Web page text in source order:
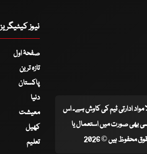
مواد ادارتی ٹیم کی کاوش ہے۔ اس
بھی صورت میں استعمال یا
محفوظ ہیں © 2026
نیوز کیٹیگریز
صفحۂ اول
تازہ ترین
پاکستان
دنیا
معیشت
کھیل
تعلیم